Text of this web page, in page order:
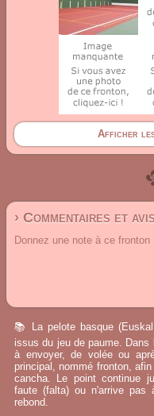
Afficher
› Commentaires et
Donnez une note à ce fronton
📚 La pelote basque
issus du jeu de paume.
à envoyer, de volée ou
principal, nommé fronton,
cancha. Le point continue
faute (falta) ou n'arrive pas
rebond.